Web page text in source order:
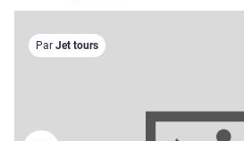
Par Jet tours